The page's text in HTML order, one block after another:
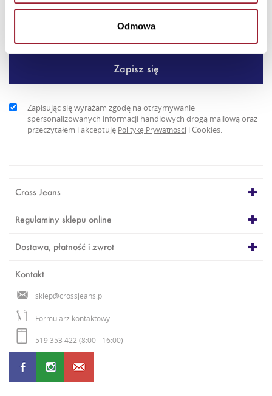
Odmowa
Zapisując się wyrażam zgodę na otrzymywanie
spersonalizowanych informacji handlowych drogą mailową oraz
przeczytałem i akceptuję Politykę Prywatności i Cookies.
Cross Jeans
Regulaminy sklepu online
Dostawa, płatność i zwrot
Kontakt
sklep@crossjeans.pl
Formularz kontaktowy
519 353 422 (8:00 - 16:00)